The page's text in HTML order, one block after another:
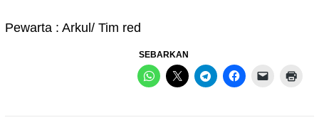
Pewarta : Arkul/ Tim red
SEBARKAN